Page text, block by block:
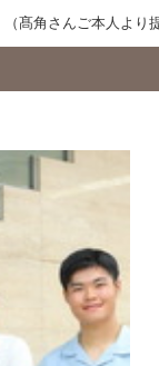
髙角さんご本人より